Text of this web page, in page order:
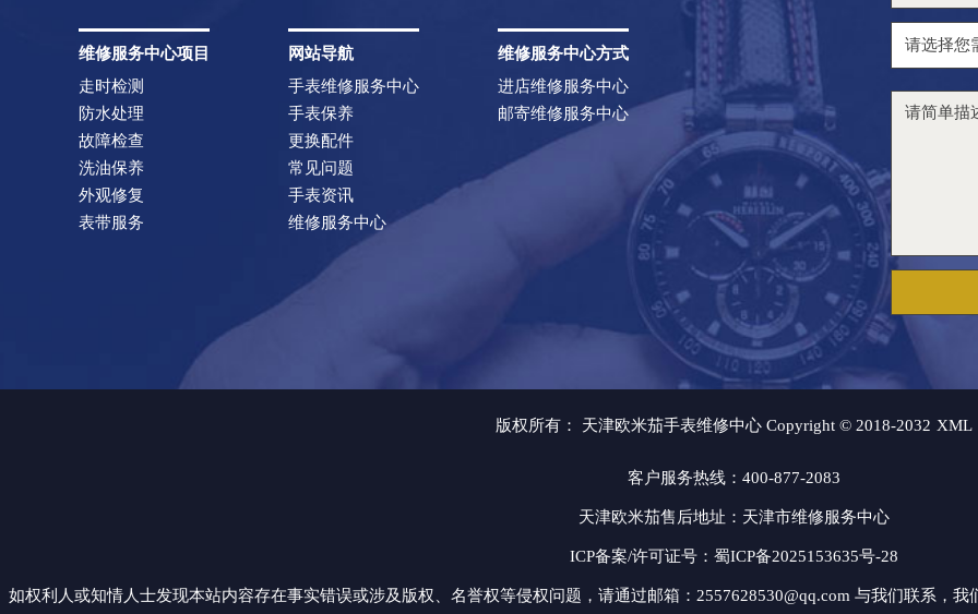
维修服务中心项目
走时检测
防水处理
故障检查
洗油保养
外观修复
表带服务
网站导航
手表维修服务中心
手表保养
更换配件
常见问题
手表资讯
维修服务中心
维修服务中心方式
进店维修服务中心
邮寄维修服务中心
版权所有： 天津欧米茄手表维修中心 Copyright © 2018-2032 XML
客户服务热线：400-877-2083
天津欧米茄售后地址：天津市维修服务中心
ICP备案/许可证号：蜀ICP备2025153635号-28
如权利人或知情人士发现本站内容存在事实错误或涉及版权、名誉权等侵权问题，请通过邮箱：2557628530@qq.com 与我们联系，